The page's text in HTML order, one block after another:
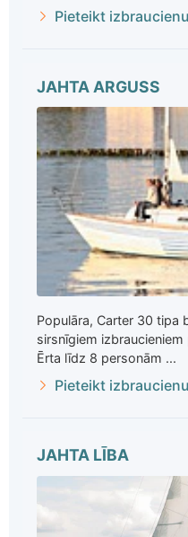
Pieteikt izbraucienu
JAHTA ARGUSS
Populāra, Carter 30 tipa
sirsnīgiem
Ērta līdz 8 personām ...
Pieteikt izbraucienu
JAHTA LĪBA